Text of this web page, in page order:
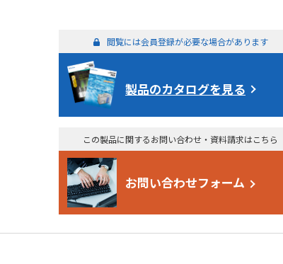
閲覧には会員登録が必要な場合があります
製品のカタログを見る
この製品に関するお問い合わせ・資料請求はこちら
お問い合わせフォーム